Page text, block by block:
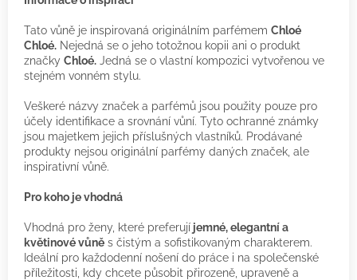
Tato vůně je inspirovaná originálním parfémem Chloé
Chloé. Nejedná se o jeho totožnou kopii ani o produkt
značky Chloé. Jedná se o vlastní kompozici vytvořenou ve
stejném vonném stylu.
Veškeré názvy značek a parfémů jsou použity pouze pro
účely identifikace a srovnání vůní. Tyto ochranné známky
jsou majetkem jejich příslušných vlastníků. Prodávané
produkty nejsou originální parfémy daných značek, ale
inspirativní vůně.
Pro koho je vhodná
Vhodná pro ženy, které preferují jemné, elegantní a
květinové vůně s čistým a sofistikovaným charakterem.
Ideální pro každodenní nošení do práce i na společenské
příležitosti, kdy chcete působit přirozeně, upraveně a